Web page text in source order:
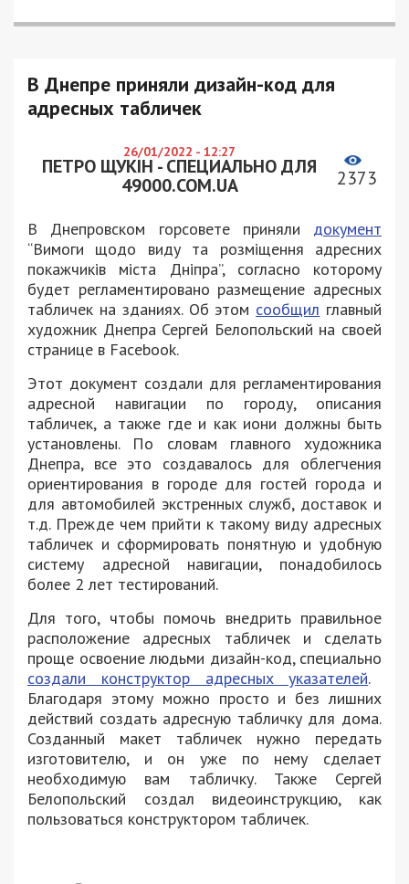
В Днепре приняли дизайн-код для
адресных табличек
26/01/2022 - 12:27
ПЕТРО ЩУКІН - СПЕЦИАЛЬНО ДЛЯ
49000.COM.UA
2373
В Днепровском горсовете приняли документ
“Вимоги щодо виду та розміщення адресних
покажчиків міста Дніпра”, согласно которому
будет регламентировано размещение адресных
табличек на зданиях. Об этом сообщил главный
художник Днепра Сергей Белопольский на своей
странице в Facebook.
Этот документ создали для регламентирования
адресной навигации по городу, описания
табличек, а также где и как иони должны быть
установлены. По словам главного художника
Днепра, все это создавалось для облегчения
ориентирования в городе для гостей города и
для автомобилей экстренных служб, доставок и
т.д. Прежде чем прийти к такому виду адресных
табличек и сформировать понятную и удобную
систему адресной навигации, понадобилось
более 2 лет тестирований.
Для того, чтобы помочь внедрить правильное
расположение адресных табличек и сделать
проще освоение людьми дизайн-код, специально
создали конструктор адресных указателей.
Благодаря этому можно просто и без лишних
действий создать адресную табличку для дома.
Созданный макет табличек нужно передать
изготовителю, и он уже по нему сделает
необходимую вам табличку. Также Сергей
Белопольский создал видеоинструкцию, как
пользоваться конструктором табличек.